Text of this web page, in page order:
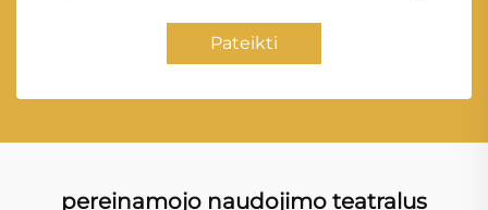
Pateikti
pereinamojo naudojimo teatralus